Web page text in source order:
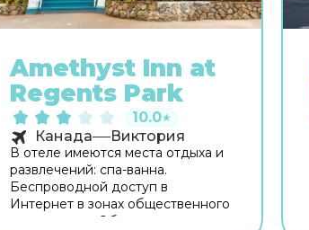
Amethyst Inn at
Regents Park
10.0★
Канада Виктория
В отеле имеются места отдыха и
развлечений: спа-ванна.
Беспроводной доступ в
Интернет в зонах общественного
пользования. Обслуживание